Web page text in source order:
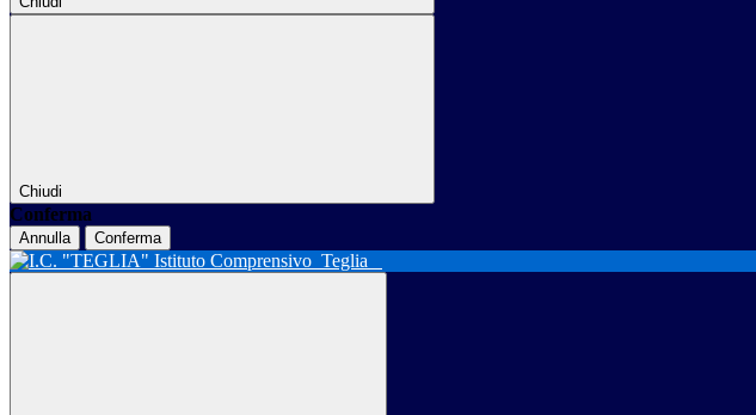
Chiudi
Conferma
Annulla Conferma
Istituto Comprensivo Teglia